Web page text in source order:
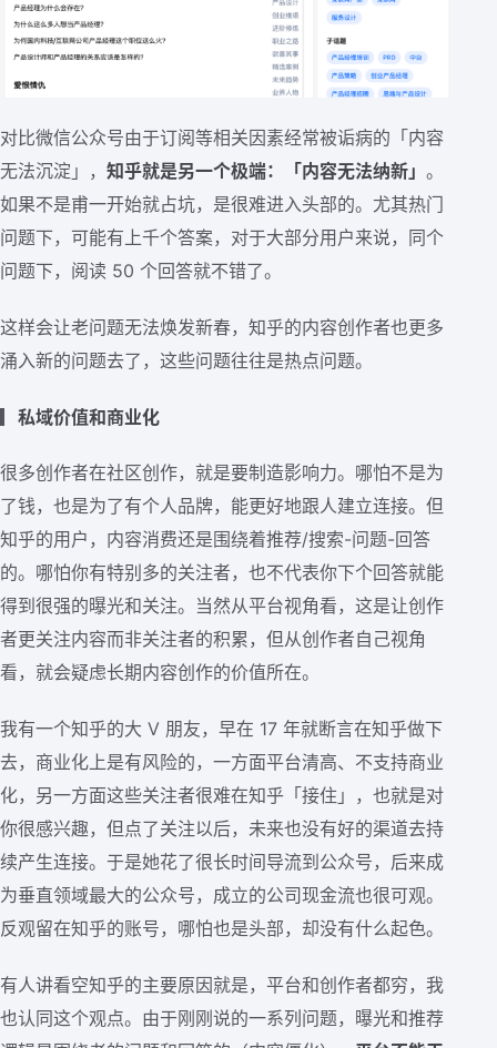
对比微信公众号由于订阅等相关因素经常被诟病的「内容
无法沉淀」， 知乎就是另一个极端：「内容无法纳新」 。
如果不是甫一开始就占坑，是很难进入头部的。尤其热门
问题下，可能有上千个答案，对于大部分用户来说，同个
问题下，阅读 50 个回答就不错了。
这样会让老问题无法焕发新春，知乎的内容创作者也更多
涌入新的问题去了，这些问题往往是热点问题。
私域价值和商业化
很多创作者在社区创作，就是要制造影响力。哪怕不是为
了钱，也是为了有个人品牌，能更好地跟人建立连接。但
知乎的用户，内容消费还是围绕着推荐/搜索-问题-回答
的。哪怕你有特别多的关注者，也不代表你下个回答就能
得到很强的曝光和关注。当然从平台视角看，这是让创作
者更关注内容而非关注者的积累，但从创作者自己视角
看，就会疑虑长期内容创作的价值所在。
我有一个知乎的大 V 朋友，早在 17 年就断言在知乎做下
去，商业化上是有风险的，一方面平台清高、不支持商业
化，另一方面这些关注者很难在知乎「接住」，也就是对
你很感兴趣，但点了关注以后，未来也没有好的渠道去持
续产生连接。于是她花了很长时间导流到公众号，后来成
为垂直领域最大的公众号，成立的公司现金流也很可观。
反观留在知乎的账号，哪怕也是头部，却没有什么起色。
有人讲看空知乎的主要原因就是，平台和创作者都穷，我
也认同这个观点。由于刚刚说的一系列问题，曝光和推荐